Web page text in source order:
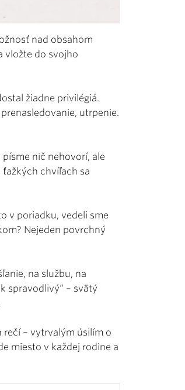
nad obsahom
vložte do svojho
žiadne privilégiá.
utrpenie.
nič nehovorí, ale
chvíľach sa
v poriadku, vedeli sme
Nejeden povrchný
na službu, na
spravodlivý“ – svätý
rečí – vytrvalým úsilím o
miesto v každej rodine a